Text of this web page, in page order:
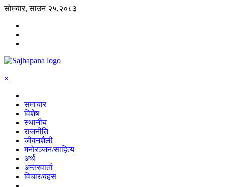
सोमबार, साउन २५,२०८३
×
समाचार
विशेष
स्थानीय
राजनीति
जीवनशैली
मनोरञ्जन/साहित्य
अर्थ
अन्तरवार्ता
विचार/बहस